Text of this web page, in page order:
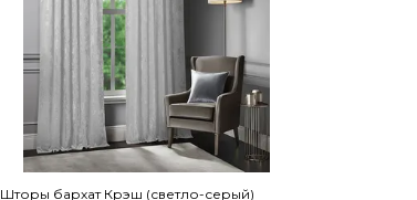
Шторы бархат Крэш (светло-серый)